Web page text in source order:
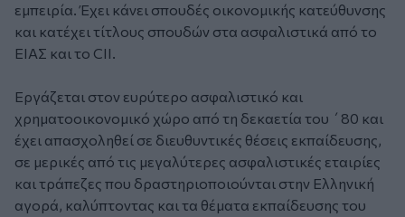
εμπειρία. Έχει κάνει σπουδές οικονομικής κατεύθυνσης
και κατέχει τίτλους σπουδών στα ασφαλιστικά από το
ΕΙΑΣ και το CII.
Εργάζεται στον ευρύτερο ασφαλιστικό και
χρηματοοικονομικό χώρο από τη δεκαετία του ΄80 και
έχει απασχοληθεί σε διευθυντικές θέσεις εκπαίδευσης,
σε μερικές από τις μεγαλύτερες ασφαλιστικές εταιρίες
και τράπεζες που δραστηριοποιούνται στην Ελληνική
αγορά, καλύπτοντας και τα θέματα εκπαίδευσης του